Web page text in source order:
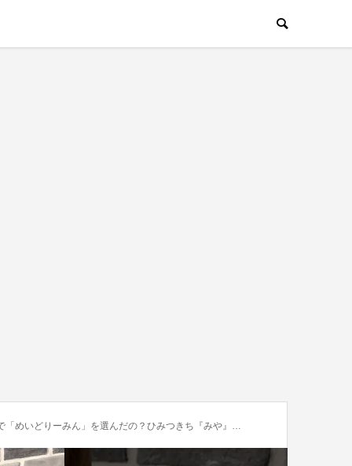
ーみん」を選んだの？ひみつきち『みや』ちゃんに聞いてみた！